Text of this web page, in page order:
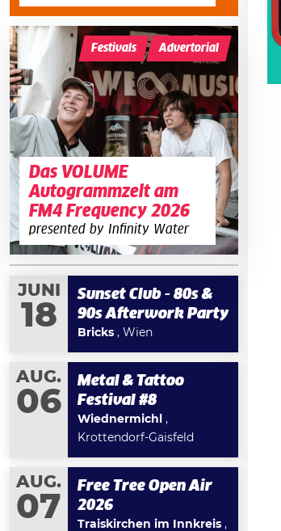
Das VOLUME
Autogrammzelt am
FM4 Frequency 2026
presented by Infinity Water
Festivals Advertorial
JUNI
18
Sunset Club - 80s &
90s Afterwork Party
Bricks , Wien
AUG.
06
Metal & Tattoo
Festival #8
Wiednermichl
,
Krottendorf-Gaisfeld
AUG.
07
Free Tree Open Air
2026
Traiskirchen im Innkreis ,